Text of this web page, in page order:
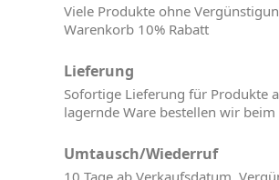
Viele Produkte ohne
Warenkorb 10% Rabatt
Lieferung
Sofortige Lieferung für Produkte
lagernde Ware bestellen wir
Umtausch/Wiederruf